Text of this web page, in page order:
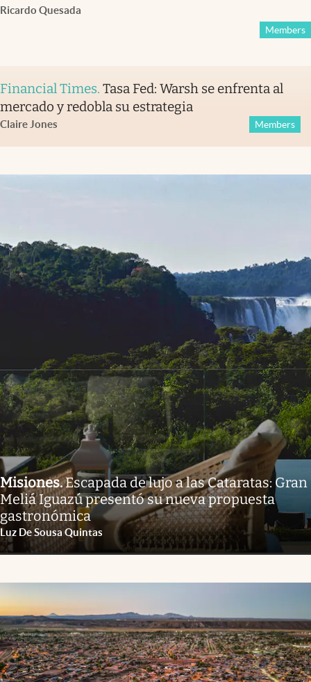
Ricardo Quesada
Members
Financial Times. Tasa Fed: Warsh se enfrenta al
mercado y redobla su estrategia
Claire Jones Members
Misiones.Escapada de lujo a las Cataratas: Gran
Meliá Iguazú presentó su nueva propuesta
gastronómica
Luz De Sousa Quintas